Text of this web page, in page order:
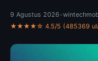
9 Agustus 2026 •
★★★★☆ 4.5/5 (485369